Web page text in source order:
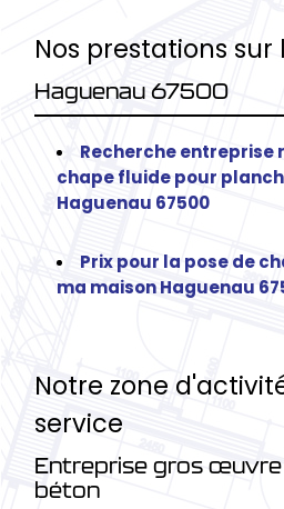
Nos prestations
Haguenau 67500
Recherche entreprise
chape fluide pour
Haguenau 67500
Prix pour la pose de
ma maison Haguenau
Notre zone
service
Entreprise gros
béton